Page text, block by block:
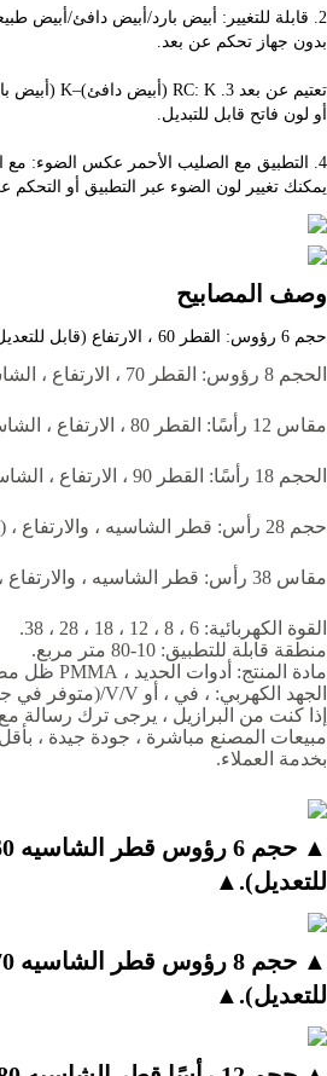
بدون جهاز تحكم عن بعد.
أو لون فاتح قابل للتبديل.
يمكنك تغيير لون الضوء عبر التطبيق أو التحكم
وصف المصابيح
حجم 6 رؤوس: القطر 60 ، الارتفاع (قابل للتعديل)
الحجم 8 رؤوس: القطر 70 ، الارتفاع ، الشاسيه (قابل للتعديل)
مقاس 12 رأسًا: القطر 80 ، الارتفاع ، الشاسيه (قابل للتعديل)
الحجم 18 رأسًا: القطر 90 ، الارتفاع ، الشاسيه (قابل للتعديل)
حجم 28 رأس: قطر الشاسيه ، والارتفاع ، (قابل للتعديل)
مقاس 38 رأس: قطر الشاسيه ، والارتفاع ، (قابل للتعديل)
القوة الكهربائية: 6 ، 8 ، 12 ، 18 ، 28 ، 38.
منطقة قابلة للتطبيق: 10-80 متر مربع.
مادة المنتج: أدوات الحديد ، PMMA ظل مصباح نفاذية عالية.
الجهد الكهربي: ، في ، أو V/V/(متوفر في جميع البلدان).
إذا كنت من البرازيل ، يرجى ترك رسالة
مبيعات المصنع مباشرة ، جودة جيدة ،
بخدمة العملاء.
للتعديل).▲
للتعديل).▲